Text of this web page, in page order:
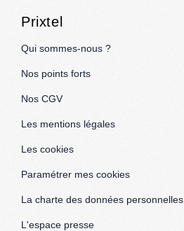
Prixtel
Qui sommes-nous ?
Nos points forts
Nos CGV
Les mentions légales
Les cookies
Paramétrer mes cookies
La charte des données personnelles
L'espace presse